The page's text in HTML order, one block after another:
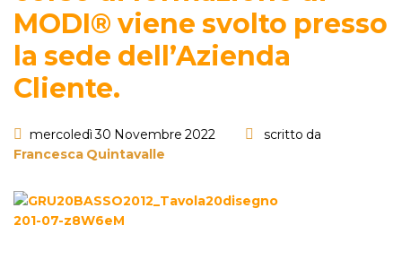
MODI® viene svolto presso
la sede dell’Azienda
Cliente.
mercoledì 30 Novembre 2022
scritto da
Francesca Quintavalle